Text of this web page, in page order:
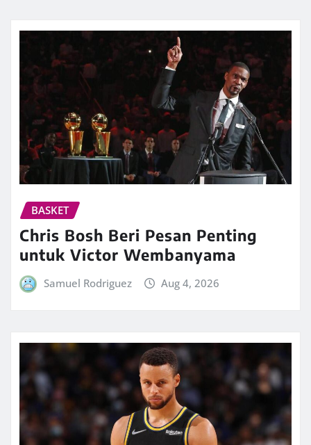
BASKET
Chris Bosh Beri Pesan Penting
untuk Victor Wembanyama
Samuel Rodriguez Aug 4, 2026